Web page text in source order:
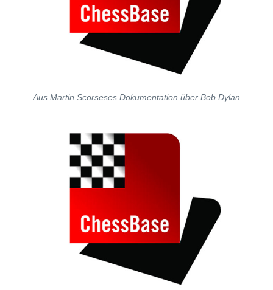
Aus Martin Scorseses Dokumentation über Bob Dylan